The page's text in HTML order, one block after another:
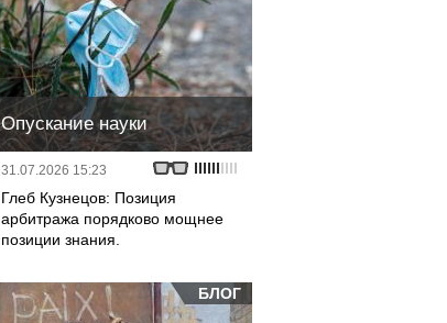
Опускание науки
31.07.2026 15:23
Глеб Кузнецов: Позиция
арбитража порядково мощнее
позиции знания.
БЛОГ